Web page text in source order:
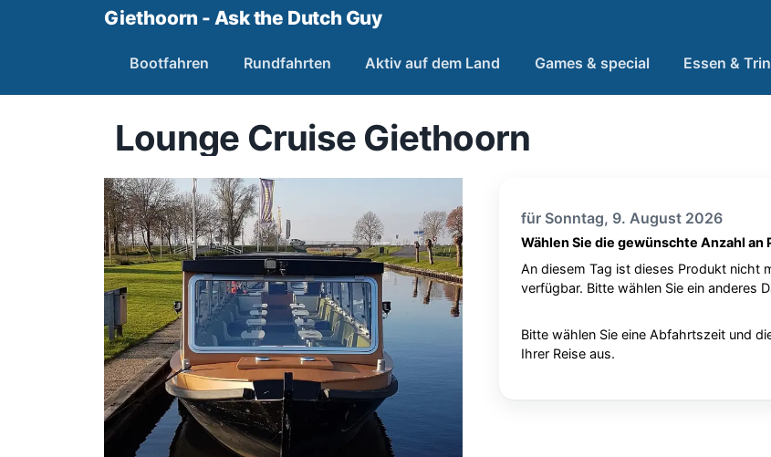
Giethoorn - Ask the Dutch Guy
Bootfahren Rundfahrten Aktiv auf dem Land Games & special Essen &
Lounge Cruise Giethoorn
für Sonntag, 9. August 2026
Wählen Sie die gewünschte Anzahl an
An diesem Tag ist dieses Produkt nicht
verfügbar. Bitte wählen Sie ein anderes
Bitte wählen Sie eine Abfahrtszeit und
Ihrer Reise aus.